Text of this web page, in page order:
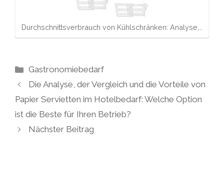
Durchschnittsverbrauch von Kühlschränken: Analyse,…
Kategorien
Gastronomiebedarf
Die Analyse, der Vergleich und die Vorteile von
Papier Servietten im Hotelbedarf: Welche Option
ist die Beste für Ihren Betrieb?
Nächster Beitrag